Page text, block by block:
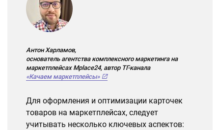
Антон Харламов,
основатель агентства комплексного маркетинга на
маркетплейсах Mplace24, автор ТГ-канала
«Качаем маркетплейсы»
Для оформления и оптимизации карточек
товаров на маркетплейсах, следует
учитывать несколько ключевых аспектов: